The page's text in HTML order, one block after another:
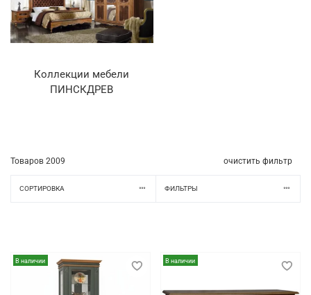
Коллекции мебели
ПИНСКДРЕВ
Товаров 2009 очистить фильтр
СОРТИРОВКА ФИЛЬТРЫ
В наличии В наличии